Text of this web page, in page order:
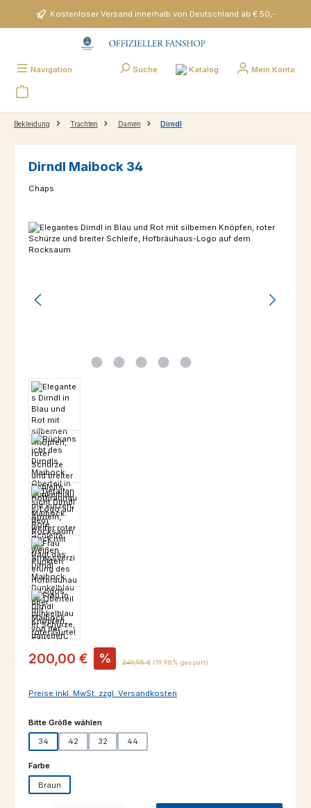
Zum Hauptinhalt springenKostenloser Versand innerhalb von Deutschland ab € 50,-
Navigation Suche Katalog Mein Konto
Bekleidung Trachten Damen Dirndl
Dirndl Maibock 34
Chaps
Bildergalerie überspringen
Verkaufspreis:
200,00 € % Regulärer Preis:
249,95 € (19.98% gespart)
Preise inkl. MwSt. zzgl. Versandkosten
Bitte Größe wählenauswählen
34 42 32 44
Farbeauswählen
Braun